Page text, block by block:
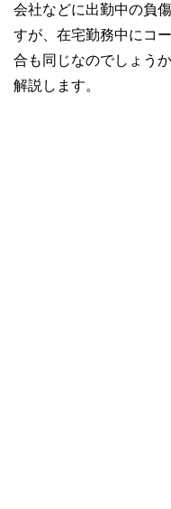
会社などに出勤中の負
すが、在宅勤務中にコ
合も同じなのでしょう
解説します。